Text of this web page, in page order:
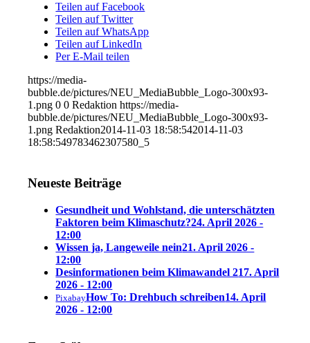
Teilen auf Facebook
Teilen auf Twitter
Teilen auf WhatsApp
Teilen auf LinkedIn
Per E-Mail teilen
https://media-
bubble.de/pictures/NEU_MediaBubble_Logo-300x93-
1.png 0 0 Redaktion https://media-
bubble.de/pictures/NEU_MediaBubble_Logo-300x93-
1.png Redaktion2014-11-03 18:58:542014-11-03
18:58:549783462307580_5
Neueste Beiträge
Gesundheit und Wohlstand, die unterschätzten
Faktoren beim Klimaschutz?24. April 2026 -
12:00
Wissen ja, Langeweile nein21. April 2026 -
12:00
Desinformationen beim Klimawandel 217. April
2026 - 12:00
PixabayHow To: Drehbuch schreiben14. April
2026 - 12:00